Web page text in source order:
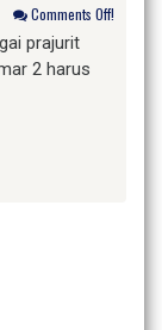
Comments Off!
prajurit
2 harus